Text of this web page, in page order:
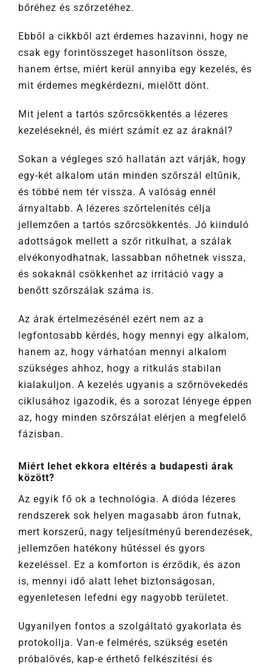
bőréhez és szőrzetéhez.
Ebből a cikkből azt érdemes hazavinni, hogy ne
csak egy forintösszeget hasonlítson össze,
hanem értse, miért kerül annyiba egy kezelés, és
mit érdemes megkérdezni, mielőtt dönt.
Mit jelent a tartós szőrcsökkentés a lézeres
kezeléseknél, és miért számít ez az áraknál?
Sokan a végleges szó hallatán azt várják, hogy
egy-két alkalom után minden szőrszál eltűnik,
és többé nem tér vissza. A valóság ennél
árnyaltabb. A lézeres szőrtelenítés célja
jellemzően a tartós szőrcsökkentés. Jó kiinduló
adottságok mellett a szőr ritkulhat, a szálak
elvékonyodhatnak, lassabban nőhetnek vissza,
és sokaknál csökkenhet az irritáció vagy a
benőtt szőrszálak száma is.
Az árak értelmezésénél ezért nem az a
legfontosabb kérdés, hogy mennyi egy alkalom,
hanem az, hogy várhatóan mennyi alkalom
szükséges ahhoz, hogy a ritkulás stabilan
kialakuljon. A kezelés ugyanis a szőrnövekedés
ciklusához igazodik, és a sorozat lényege éppen
az, hogy minden szőrszálat elérjen a megfelelő
fázisban.
Miért lehet ekkora eltérés a budapesti árak
között?
Az egyik fő ok a technológia. A dióda lézeres
rendszerek sok helyen magasabb áron futnak,
mert korszerű, nagy teljesítményű berendezések,
jellemzően hatékony hűtéssel és gyors
kezeléssel. Ez a komforton is érződik, és azon
is, mennyi idő alatt lehet biztonságosan,
egyenletesen lefedni egy nagyobb területet.
Ugyanilyen fontos a szolgáltató gyakorlata és
protokollja. Van-e felmérés, szükség esetén
próbalövés, kap-e érthető felkészítési és